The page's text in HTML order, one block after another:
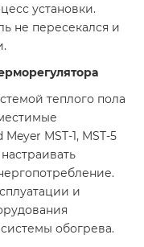
установки.
не пересекался и
теплого пола
MST-1, MST-5
и
обогрева.​